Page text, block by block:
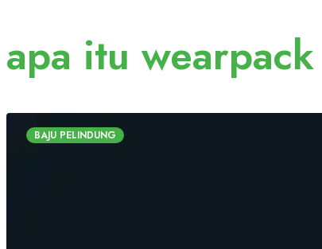
apa itu wearpack
BAJU PELINDUNG